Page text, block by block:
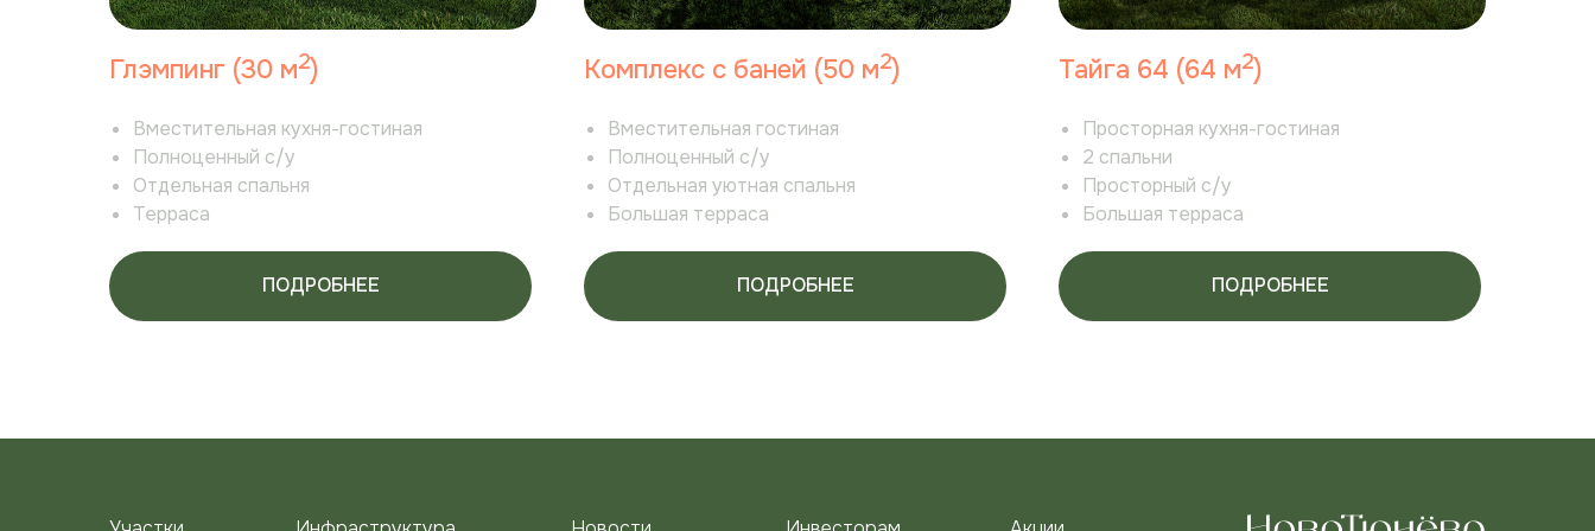
Глэмпинг (30 м2)
Вместительная кухня-гостиная
Полноценный с/у
Отдельная спальня
Терраса
ПОДРОБНЕЕ
Комплекс с баней (50 м2)
Вместительная гостиная
Полноценный с/у
Отдельная уютная спальня
Большая терраса
ПОДРОБНЕЕ
Тайга 64 (64 м2)
Просторная кухня-гостиная
2 спальни
Просторный с/у
Большая терраса
ПОДРОБНЕЕ